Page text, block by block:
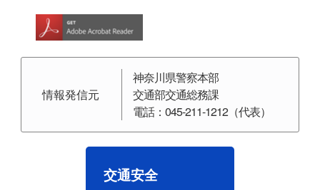
情報発信元
神奈川県警察本部
交通部交通総務課
電話：045-211-1212（代表）
交通安全